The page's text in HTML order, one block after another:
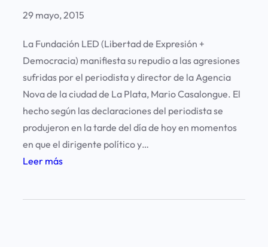
29 mayo, 2015
La Fundación LED (Libertad de Expresión +
Democracia) manifiesta su repudio a las agresiones
sufridas por el periodista y director de la Agencia
Nova de la ciudad de La Plata, Mario Casalongue. El
hecho según las declaraciones del periodista se
produjeron en la tarde del día de hoy en momentos
en que el dirigente político y…
Leer más: